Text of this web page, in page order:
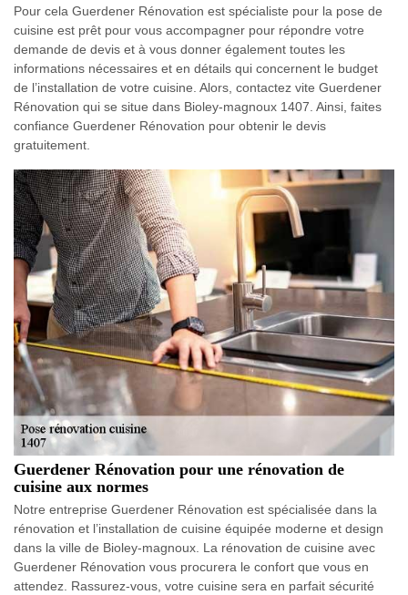
Pour cela Guerdener Rénovation est spécialiste pour la pose de
cuisine est prêt pour vous accompagner pour répondre votre
demande de devis et à vous donner également toutes les
informations nécessaires et en détails qui concernent le budget
de l’installation de votre cuisine. Alors, contactez vite Guerdener
Rénovation qui se situe dans Bioley-magnoux 1407. Ainsi, faites
confiance Guerdener Rénovation pour obtenir le devis
gratuitement.
Guerdener Rénovation pour une rénovation de
cuisine aux normes
Notre entreprise Guerdener Rénovation est spécialisée dans la
rénovation et l’installation de cuisine équipée moderne et design
dans la ville de Bioley-magnoux. La rénovation de cuisine avec
Guerdener Rénovation vous procurera le confort que vous en
attendez. Rassurez-vous, votre cuisine sera en parfait sécurité